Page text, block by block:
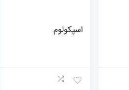
اسپکولوم